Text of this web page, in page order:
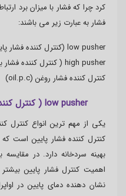
کرد چرا که فشار با میزان برد
فشار به عبارت زیر می باشند:
low pusher (کنترل کننده فشار پایین) یا همام LPC
high pusher ( کنترل کننده فشار بالا) یا همان HPC
کنترل کننده فشار روغن (oil.p.c)
low pusher ( کنترل کننده فشار کم)
یکی از مهم ترین انواع کنترل
کنترل کننده فشار پایین است
بهینه سردخانه دارد. در مقایسه
اهمیت کنترل فشار پایین
نشان دهنده دمای پایین در